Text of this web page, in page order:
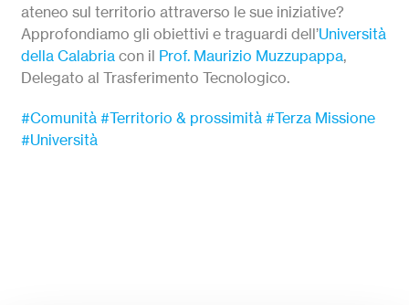
ateneo sul territorio attraverso le sue iniziative?
Approfondiamo gli obiettivi e traguardi dell’Università
della Calabria con il Prof. Maurizio Muzzupappa,
Delegato al Trasferimento Tecnologico.
#Comunità #Territorio & prossimità #Terza Missione
#Università